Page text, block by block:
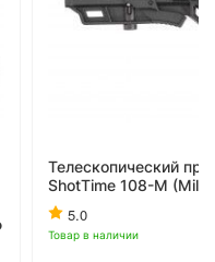
Телескопический
ShotTime 108-M (Mil-
5.0
Товар в наличии